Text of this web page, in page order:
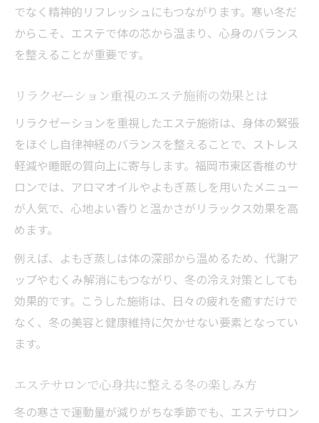
でなく精神的リフレッシュにもつながります。寒い冬だ
からこそ、エステで体の芯から温まり、心身のバランス
を整えることが重要です。
リラクゼーション重視のエステ施術の効果とは
リラクゼーションを重視したエステ施術は、身体の緊張
をほぐし自律神経のバランスを整えることで、ストレス
軽減や睡眠の質向上に寄与します。福岡市東区香椎のサ
ロンでは、アロマオイルやよもぎ蒸しを用いたメニュー
が人気で、心地よい香りと温かさがリラックス効果を高
めます。
例えば、よもぎ蒸しは体の深部から温めるため、代謝ア
ップやむくみ解消にもつながり、冬の冷え対策としても
効果的です。こうした施術は、日々の疲れを癒すだけで
なく、冬の美容と健康維持に欠かせない要素となってい
ます。
エステサロンで心身共に整える冬の楽しみ方
冬の寒さで運動量が減りがちな季節でも、エステサロン